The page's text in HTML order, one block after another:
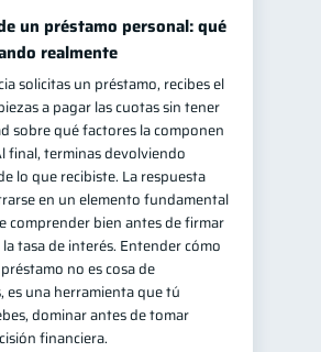
para mujeres 20
financiera 13
12
Financiera 10
8
Ahorro
6
crédito
5
un préstamo personal: qué
realmente
solicitas un préstamo, recibes el
a pagar las cuotas sin tener
sobre qué factores la componen
final, terminas devolviendo
lo que recibiste. La respuesta
en un elemento fundamental
comprender bien antes de firmar
tasa de interés. Entender cómo
no es cosa de
es una herramienta que tú
dominar antes de tomar
financiera.